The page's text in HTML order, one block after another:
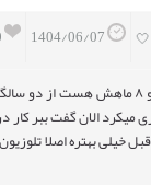
سلام منم پسرم ۲ سال و ۸ ماهش هست
میکرد الان گفت ببر
خیلی بهتره اصلا